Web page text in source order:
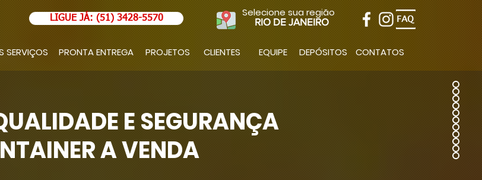
LIGUE JÁ: (51) 3428-5570 RIO DE JANEIRO
Selecione sua região
SERVIÇOS PRONTA ENTREGA PROJETOS CLIENTES EQUIPE DEPÓSITOS CONTATOS
E SEGURANÇA
A VENDA